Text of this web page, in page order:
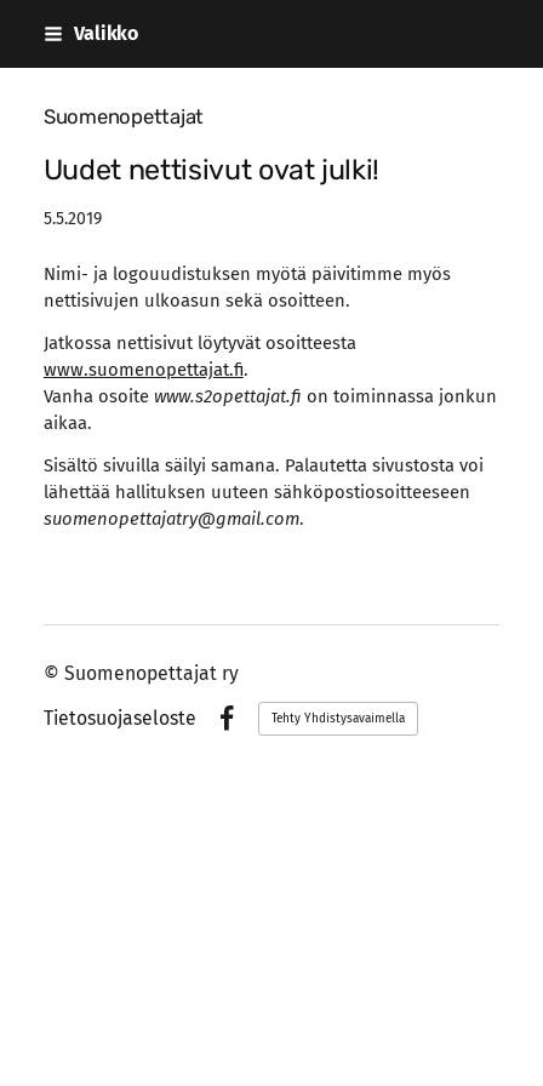
Siirry
Valikko
Suomenopettajat
Uudet nettisivut ovat julki!
5.5.2019
Nimi- ja logouudistuksen myötä päivitimme myös
nettisivujen ulkoasun sekä osoitteen.
Jatkossa nettisivut löytyvät osoitteesta
www.suomenopettajat.fi.
Vanha osoite www.s2opettajat.fi on toiminnassa jonkun
aikaa.
Sisältö sivuilla säilyi samana. Palautetta sivustosta voi
lähettää hallituksen uuteen sähköpostiosoitteeseen
suomenopettajatry@gmail.com.
© Suomenopettajat ry
Tietosuojaseloste
Facebook
Tehty Yhdistysavaimella